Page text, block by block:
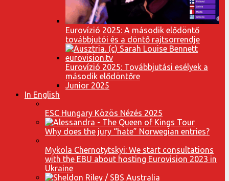
Eurovízió 2025: A második elődöntő
továbbjutói és a döntő rajtsorrendje
Eurovízió 2025: Továbbjutási esélyek a
második elődöntőre
Junior 2025
In English
ESC Hungary Közös Nézés 2025
Why does the jury “hate” Norwegian entries?
Mykola Chernotytskyi: We start consultations
with the EBU about hosting Eurovision 2023 in
Ukraine